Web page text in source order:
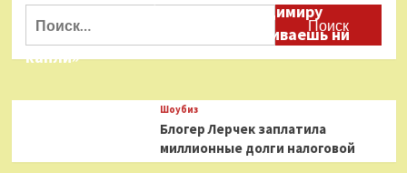
Даня Милохин обратился к Владимиру
Соловьеву: «Ты меня не расстраиваешь ни
капли»
Шоубиз
Блогер Лерчек заплатила
миллионные долги налоговой